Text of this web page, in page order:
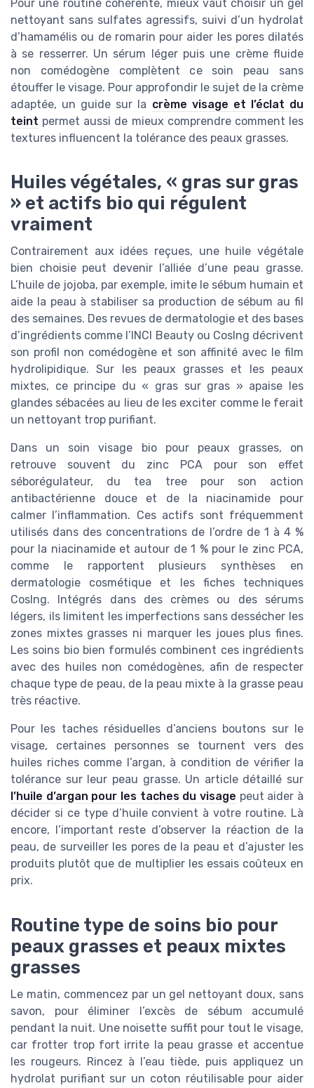
Pour une routine cohérente, mieux vaut choisir un gel
nettoyant sans sulfates agressifs, suivi d’un hydrolat
d’hamamélis ou de romarin pour aider les pores dilatés
à se resserrer. Un sérum léger puis une crème fluide
non comédogène complètent ce soin peau sans
étouffer le visage. Pour approfondir le sujet de la crème
adaptée, un guide sur la crème visage et l’éclat du
teint permet aussi de mieux comprendre comment les
textures influencent la tolérance des peaux grasses.
Huiles végétales, « gras sur gras
» et actifs bio qui régulent
vraiment
Contrairement aux idées reçues, une huile végétale
bien choisie peut devenir l’alliée d’une peau grasse.
L’huile de jojoba, par exemple, imite le sébum humain et
aide la peau à stabiliser sa production de sébum au fil
des semaines. Des revues de dermatologie et des bases
d’ingrédients comme l’INCI Beauty ou CosIng décrivent
son profil non comédogène et son affinité avec le film
hydrolipidique. Sur les peaux grasses et les peaux
mixtes, ce principe du « gras sur gras » apaise les
glandes sébacées au lieu de les exciter comme le ferait
un nettoyant trop purifiant.
Dans un soin visage bio pour peaux grasses, on
retrouve souvent du zinc PCA pour son effet
séborégulateur, du tea tree pour son action
antibactérienne douce et de la niacinamide pour
calmer l’inflammation. Ces actifs sont fréquemment
utilisés dans des concentrations de l’ordre de 1 à 4 %
pour la niacinamide et autour de 1 % pour le zinc PCA,
comme le rapportent plusieurs synthèses en
dermatologie cosmétique et les fiches techniques
CosIng. Intégrés dans des crèmes ou des sérums
légers, ils limitent les imperfections sans dessécher les
zones mixtes grasses ni marquer les joues plus fines.
Les soins bio bien formulés combinent ces ingrédients
avec des huiles non comédogènes, afin de respecter
chaque type de peau, de la peau mixte à la grasse peau
très réactive.
Pour les taches résiduelles d’anciens boutons sur le
visage, certaines personnes se tournent vers des
huiles riches comme l’argan, à condition de vérifier la
tolérance sur leur peau grasse. Un article détaillé sur
l’huile d’argan pour les taches du visage peut aider à
décider si ce type d’huile convient à votre routine. Là
encore, l’important reste d’observer la réaction de la
peau, de surveiller les pores de la peau et d’ajuster les
produits plutôt que de multiplier les essais coûteux en
prix.
Routine type de soins bio pour
peaux grasses et peaux mixtes
grasses
Le matin, commencez par un gel nettoyant doux, sans
savon, pour éliminer l’excès de sébum accumulé
pendant la nuit. Une noisette suffit pour tout le visage,
car frotter trop fort irrite la peau grasse et accentue
les rougeurs. Rincez à l’eau tiède, puis appliquez un
hydrolat purifiant sur un coton réutilisable pour aider